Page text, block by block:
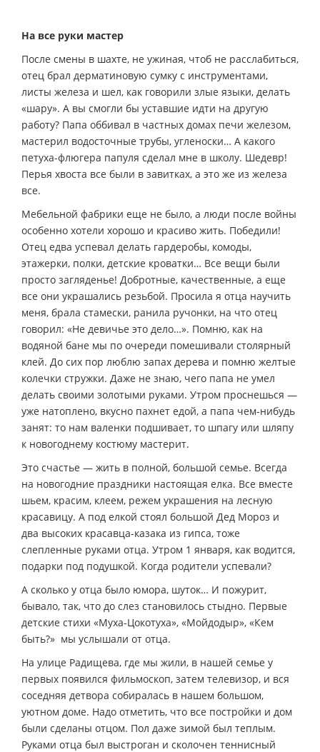
На все руки мастер
После смены в шахте, не ужиная, чтоб не расслабиться,
отец брал дерматиновую сумку с инструментами,
листы железа и шел, как говорили злые языки, делать
«шару». А вы смогли бы уставшие идти на другую
работу? Папа оббивал в частных домах печи железом,
мастерил водосточные трубы, угленоски… А какого
петуха-флюгера папуля сделал мне в школу. Шедевр!
Перья хвоста все были в завитках, а это же из железа
все.
Мебельной фабрики еще не было, а люди после войны
особенно хотели хорошо и красиво жить. Победили!
Отец едва успевал делать гардеробы, комоды,
этажерки, полки, детские кроватки… Все вещи были
просто загляденье! Добротные, качественные, а еще
все они украшались резьбой. Просила я отца научить
меня, брала стамески, ранила ручонки, на что отец
говорил: «Не девичье это дело…». Помню, как на
водяной бане мы по очереди помешивали столярный
клей. До сих пор люблю запах дерева и помню желтые
колечки стружки. Даже не знаю, чего папа не умел
делать своими золотыми руками. Утром проснешься —
уже натоплено, вкусно пахнет едой, а папа чем-нибудь
занят: то нам валенки подшивает, то шпагу или шляпу
к новогоднему костюму мастерит.
Это счастье — жить в полной, большой семье. Всегда
на новогодние праздники настоящая елка. Все вместе
шьем, красим, клеем, режем украшения на лесную
красавицу. А под елкой стоял большой Дед Мороз и
два высоких красавца-казака из гипса, тоже
слепленные руками отца. Утром 1 января, как водится,
подарки под подушкой. Когда родители успевали?
А сколько у отца было юмора, шуток… И пожурит,
бывало, так, что до слез становилось стыдно. Первые
детские стихи «Муха-Цокотуха», «Мойдодыр», «Кем
быть?» мы услышали от отца.
На улице Радищева, где мы жили, в нашей семье у
первых появился фильмоскоп, затем телевизор, и вся
соседняя детвора собиралась в нашем большом,
уютном доме. Надо отметить, что все постройки и дом
были сделаны отцом. Пол даже зимой был теплым.
Руками отца был выстроган и сколочен теннисный